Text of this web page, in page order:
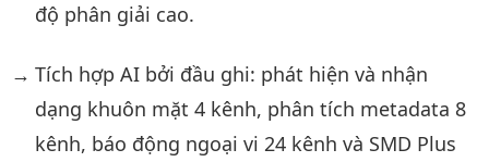
độ phân giải cao.
Tích hợp AI bởi đầu ghi: phát hiện và nhận
dạng khuôn mặt 4 kênh, phân tích metadata 8
kênh, báo động ngoại vi 24 kênh và SMD Plus